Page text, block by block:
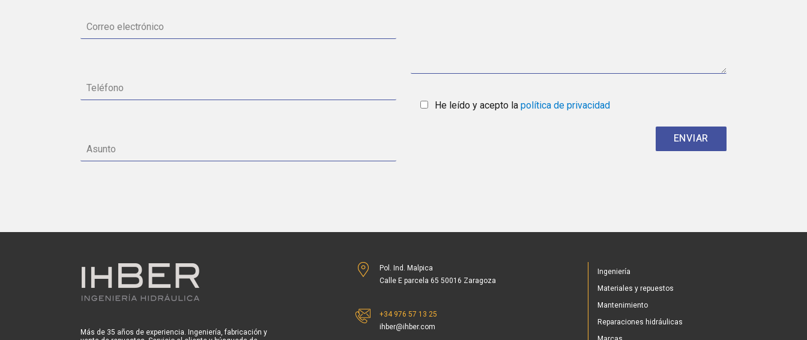
He leído y acepto la política de privacidad
Más de 35 años de experiencia. Ingeniería, fabricación y
Pol. Ind. Malpica
Calle E parcela 65 50016 Zaragoza
+34 976 57 13 25
ihber@ihber.com
Ingeniería
Materiales y repuestos
Mantenimiento
Reparaciones hidráulicas